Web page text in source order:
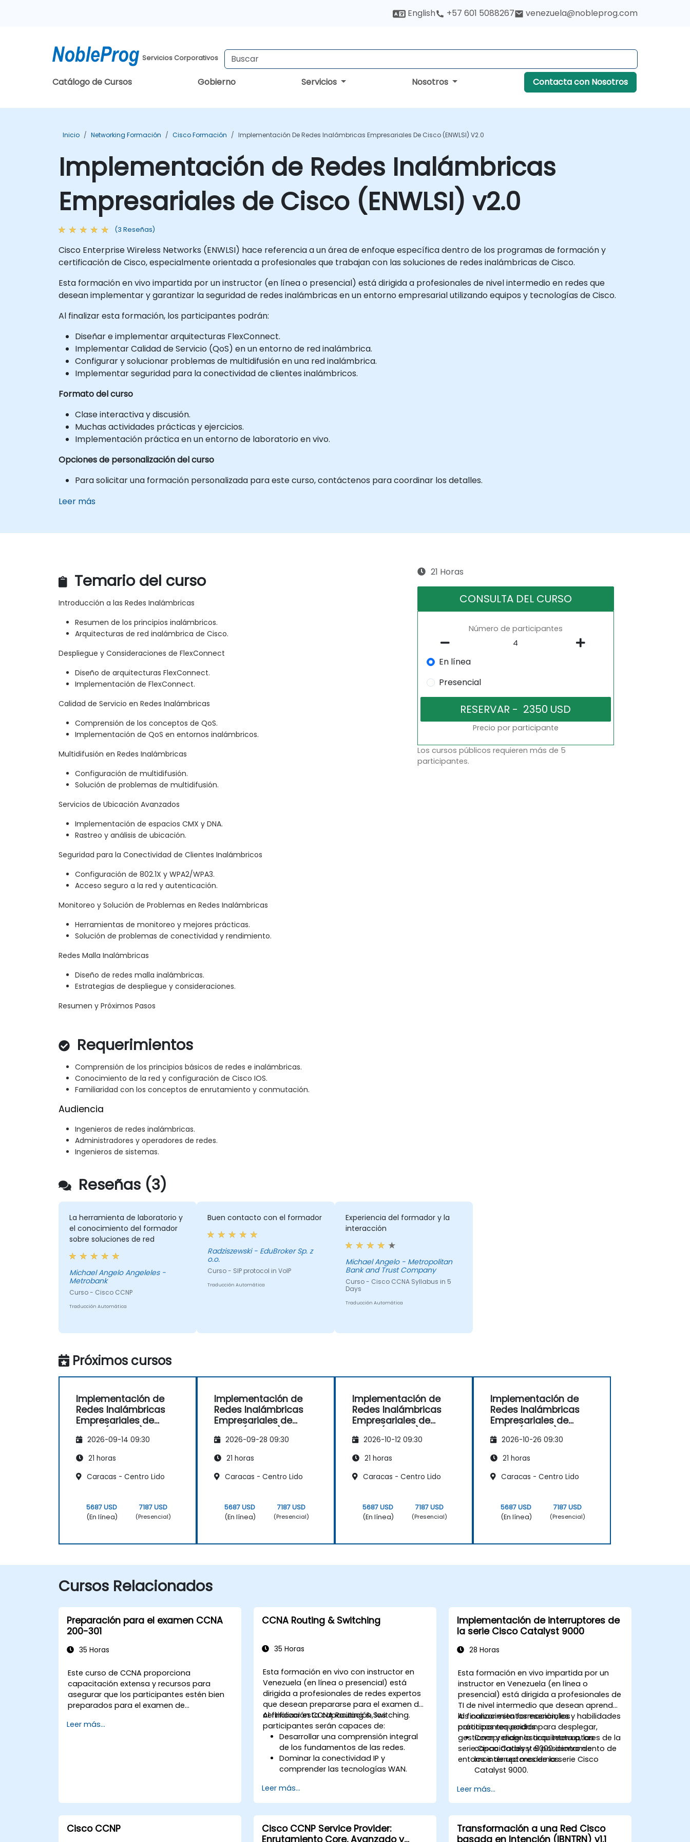
English +57 601 5088267 venezuela@nobleprog.com
Servicios Corporativos
Catálogo de Cursos Gobierno Servicios Nosotros Contacta con Nosotros
Inicio Networking Formación Cisco Formación Implementación De Redes Inalámbricas Empresariales De Cisco (ENWLSI) V2.0
Implementación de Redes Inalámbricas
Empresariales de Cisco (ENWLSI) v2.0
(3 Reseñas)
Cisco Enterprise Wireless Networks (ENWLSI) hace referencia a un área de enfoque específica dentro de los programas de formación y
certificación de Cisco, especialmente orientada a profesionales que trabajan con las soluciones de redes inalámbricas de Cisco.
Esta formación en vivo impartida por un instructor (en línea o presencial) está dirigida a profesionales de nivel intermedio en redes que
desean implementar y garantizar la seguridad de redes inalámbricas en un entorno empresarial utilizando equipos y tecnologías de Cisco.
Al finalizar esta formación, los participantes podrán:
Diseñar e implementar arquitecturas FlexConnect.
Implementar Calidad de Servicio (QoS) en un entorno de red inalámbrica.
Configurar y solucionar problemas de multidifusión en una red inalámbrica.
Implementar seguridad para la conectividad de clientes inalámbricos.
Formato del curso
Clase interactiva y discusión.
Muchas actividades prácticas y ejercicios.
Implementación práctica en un entorno de laboratorio en vivo.
Opciones de personalización del curso
Para solicitar una formación personalizada para este curso, contáctenos para coordinar los detalles.
Leer más
Temario del curso
Introducción a las Redes Inalámbricas
Resumen de los principios inalámbricos.
Arquitecturas de red inalámbrica de Cisco.
Despliegue y Consideraciones de FlexConnect
Diseño de arquitecturas FlexConnect.
Implementación de FlexConnect.
Calidad de Servicio en Redes Inalámbricas
Comprensión de los conceptos de QoS.
Implementación de QoS en entornos inalámbricos.
Multidifusión en Redes Inalámbricas
Configuración de multidifusión.
Solución de problemas de multidifusión.
Servicios de Ubicación Avanzados
Implementación de espacios CMX y DNA.
Rastreo y análisis de ubicación.
Seguridad para la Conectividad de Clientes Inalámbricos
Configuración de 802.1X y WPA2/WPA3.
Acceso seguro a la red y autenticación.
Monitoreo y Solución de Problemas en Redes Inalámbricas
Herramientas de monitoreo y mejores prácticas.
Solución de problemas de conectividad y rendimiento.
Redes Malla Inalámbricas
Diseño de redes malla inalámbricas.
Estrategias de despliegue y consideraciones.
Resumen y Próximos Pasos
Requerimientos
Comprensión de los principios básicos de redes e inalámbricas.
Conocimiento de la red y configuración de Cisco IOS.
Familiaridad con los conceptos de enrutamiento y conmutación.
Audiencia
Ingenieros de redes inalámbricas.
Administradores y operadores de redes.
Ingenieros de sistemas.
21 Horas
CONSULTA DEL CURSO
Número de participantes
En línea
Presencial
Precio por participante
Los cursos públicos requieren más de 5
participantes.
Reseñas (3)
La herramienta de laboratorio y
el conocimiento del formador
sobre soluciones de red
Michael Angelo Angeleles -
Metrobank
Curso - Cisco CCNP
Traducción Automática
Buen contacto con el formador
Radziszewski - EduBroker Sp. z
o.o.
Curso - SIP protocol in VoIP
Traducción Automática
Experiencia del formador y la
interacción
Michael Angelo - Metropolitan
Bank and Trust Company
Curso - Cisco CCNA Syllabus in 5
Days
Traducción Automática
Próximos cursos
Implementación de
Redes Inalámbricas
Empresariales de
2026-09-14 09:30
21 horas
Caracas - Centro Lido
5687 USD
(En línea)
7187 USD
(Presencial)
Implementación de
Redes Inalámbricas
Empresariales de
2026-09-28 09:30
21 horas
Caracas - Centro Lido
5687 USD
(En línea)
7187 USD
(Presencial)
Implementación de
Redes Inalámbricas
Empresariales de
2026-10-12 09:30
21 horas
Caracas - Centro Lido
5687 USD
(En línea)
7187 USD
(Presencial)
Implementación de
Redes Inalámbricas
Empresariales de
2026-10-26 09:30
21 horas
Caracas - Centro Lido
5687 USD
(En línea)
7187 USD
(Presencial)
Cursos Relacionados
Preparación para el examen CCNA
200-301
35 Horas
Este curso de CCNA proporciona
capacitación extensa y recursos para
asegurar que los participantes estén bien
preparados para el examen de
prácticos, evaluaciones continuas y
Leer más...
CCNA Routing & Switching
35 Horas
Esta formación en vivo con instructor en
Venezuela (en línea o presencial) está
dirigida a profesionales de redes expertos
que desean prepararse para el examen de
certificación CCNA Routing & Switching.
Al finalizar esta capacitación, los
participantes serán capaces de:
Desarrollar una comprensión integral
de los fundamentos de las redes.
Dominar la conectividad IP y
comprender las tecnologías WAN.
Listas de Control de Acceso (ACLs),
VPNs y otros protocolos de seguridad
y amenazas.
Prepararse para el examen de
Leer más...
Implementación de interruptores de
la serie Cisco Catalyst 9000
28 Horas
Esta formación en vivo impartida por un
instructor en Venezuela (en línea o
presencial) está dirigida a profesionales de
TI de nivel intermedio que desean aprender
los conocimientos esenciales y habilidades
prácticas requeridos para desplegar,
gestionar y diagnosticar interruptores de la
serie Cisco Catalyst 9000 dentro de
entornos de red modernos.
Al finalizar esta formación, los
participantes podrán:
Comprender la arquitectura, las
capacidades y el posicionamiento de
los interruptores de la serie Cisco
Catalyst 9000.
interfaz gráfica de usuario web de IOS-
XE para la gestión.
Aprovechar las características de
seguridad, integración con la nube y
herramientas de automatización.
Leer más...
Cisco CCNP
Cisco CCNP Service Provider:
Enrutamiento Core, Avanzado y
Transformación a una Red Cisco
basada en Intención (IBNTRN) v1.1